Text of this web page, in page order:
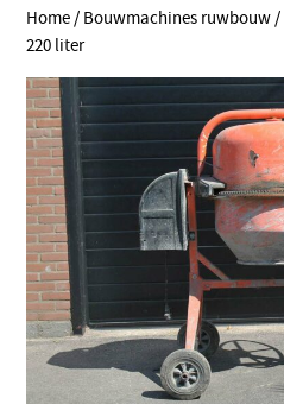
Home/ Bouwmachines ruwbouw/
220 liter